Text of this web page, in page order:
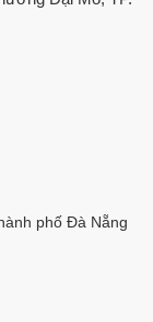
phố Đà Nẵng